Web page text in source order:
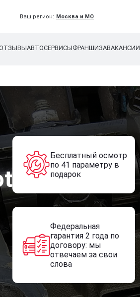
Ваш регион: Москва и МО
АВТОСЕРВИСЫФРАНШИЗАВАКАНСИИ
Бесплатный осмотр
по 41 параметру в
подарок
Федеральная
гарантия 2 года по
договору: мы
отвечаем за свои
слова